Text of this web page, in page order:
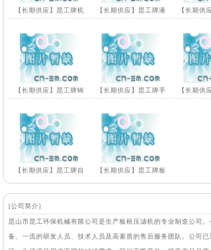
【长期供应】昆工牌机 【长期供应】昆工牌液 【长期供
【长期供应】昆工牌铸 【长期供应】昆工牌手 【长期供
【长期供应】昆工牌自 【长期供应】昆工牌板
[公司简介]
昆山市昆工环保机械有限公司是生产板框压滤机的专业制造公司
备、一流的研发人员、技术人员及高素质的售后服务团队。公司